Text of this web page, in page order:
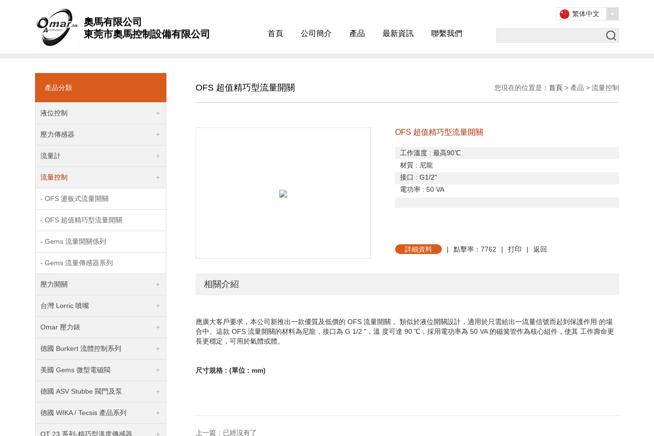
奧馬有限公司
東莞市奧馬控制設備有限公司
首頁 公司簡介 產品 最新資訊 聯繫我們
繁体中文
產品分類
液位控制
壓力傳感器
流量計
流量控制
- OFS 盪板式流量開關
- OFS 超值精巧型流量開關
- Gems 流量開關係列
- Gems 流量傳感器系列
壓力開關
台灣 Lorric 噴嘴
Omar 壓力錶
德國 Burkert 流體控制系列
美國 Gems 微型電磁閥
德國 ASV Stubbe 閥門及泵
德國 WIKA / Tecsis 產品系列
OT 23 系列-精巧型溫度傳感器
OFS 超值精巧型流量開關 您現在的位置是： 首頁 > 產品 > 流量控制
OFS 超值精巧型流量開關
工作溫度 : 最高90℃
材質 : 尼龍
接口 : G1/2"
電功率 : 50 VA
詳細資料 | 點擊率：7762 | 打印 | 返回
相關介紹
應廣大客戶要求，本公司新推出一款優質及低價的 OFS 流量開關， 類似於液位開關設計，適用於只需給出一流量信號而起到保護作用 的場
合中。這款 OFS 流量開關的材料為尼龍，接口為 G 1/2 " ，溫 度可達 90 ℃，採用電功率為 50 VA 的磁簧管作為核心組件，使其 工作壽命更
長更穩定，可用於氣體或體。
尺寸規格 : (單位 : mm)
上一篇：已經沒有了